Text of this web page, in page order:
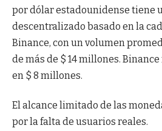
por dólar estadounidense tiene
descentralizado basado en la
Binance, con un volumen
de más de $ 14 millones.
en $ 8 millones.
El alcance limitado de las
por la falta de usuarios reales.